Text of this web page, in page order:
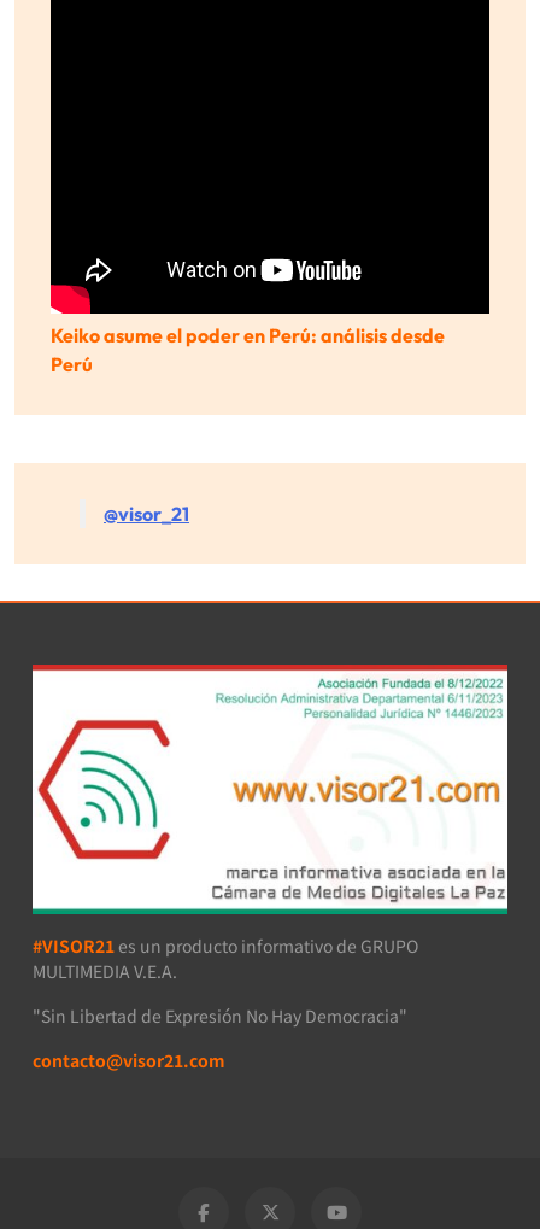
Keiko asume el poder en Perú: análisis desde
Perú
@visor_21
#VISOR21 es un producto informativo de GRUPO
MULTIMEDIA V.E.A.
"Sin Libertad de Expresión No Hay Democracia"
contacto@visor21.com